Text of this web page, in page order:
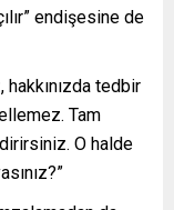
endişesine de
hakkınızda tedbir
Tam
O halde